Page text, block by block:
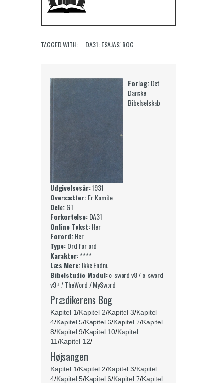
TAGGED WITH: DA31: ESAJAS' BOG
Forlag:Det
Danske
Bibelselskab
Udgivelsesår:1931
Oversætter:En Komite
Dele:GT
Forkortelse:DA31
Online Tekst:Her
Forord:Her
Type:Ord for ord
Karakter:****
Læs Mere:Ikke Endnu
Bibelstudie Modul:e-sword v8 / e-sword
v9+ / TheWord / MySword
Prædikerens Bog
Kapitel 1/Kapitel 2/Kapitel 3/Kapitel
4/Kapitel 5/Kapitel 6/Kapitel 7/Kapitel
8/Kapitel 9/Kapitel 10/Kapitel
11/Kapitel 12/
Højsangen
Kapitel 1/Kapitel 2/Kapitel 3/Kapitel
4/Kapitel 5/Kapitel 6/Kapitel 7/Kapitel